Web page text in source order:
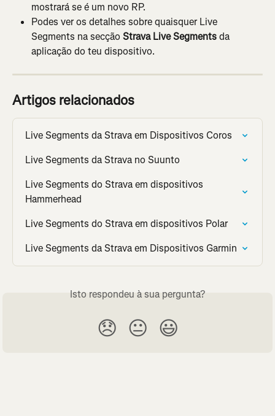
mostrará se é um novo RP.
Podes ver os detalhes sobre quaisquer Live
Segments na secção Strava Live Segments da
aplicação do teu dispositivo.
Artigos relacionados
Live Segments da Strava em Dispositivos Coros
Live Segments da Strava no Suunto
Live Segments do Strava em dispositivos
Hammerhead
Live Segments do Strava em dispositivos Polar
Live Segments da Strava em Dispositivos Garmin
Isto respondeu à sua pergunta?
😞 😐 😃